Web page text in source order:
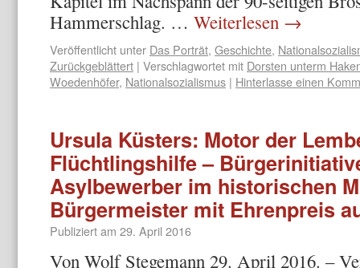
Hammerschlag. … Weiterlesen →
Veröffentlicht unter Das Porträt, Geschichte,
Zurückgeblättert | Verschlagwortet mit Dorsten unterm
Woedenhöfer, Nationalsozialismus | Hinterlasse einen
Ursula Küsters: Motor der
Flüchtlingshilfe –
Asylbewerber im historischen
Bürgermeister mit Ehrenpreis
Publiziert am 29. April 2016
Von Wolf Stegemann 29. April 2016. –